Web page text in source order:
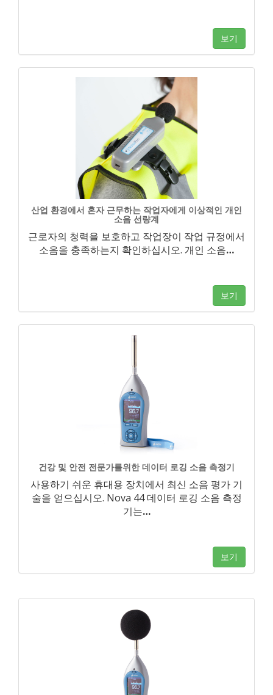
보기
산업 환경에서 혼자 근무하는 작업자에게 이상적인 개인
소음 선량계
근로자의 청력을 보호하고 작업장이 작업 규정에서
소음을 충족하는지 확인하십시오. 개인 소음…
보기
건강 및 안전 전문가를위한 데이터 로깅 소음 측정기
사용하기 쉬운 휴대용 장치에서 최신 소음 평가 기
술을 얻으십시오. Nova 44 데이터 로깅 소음 측정
기는…
보기